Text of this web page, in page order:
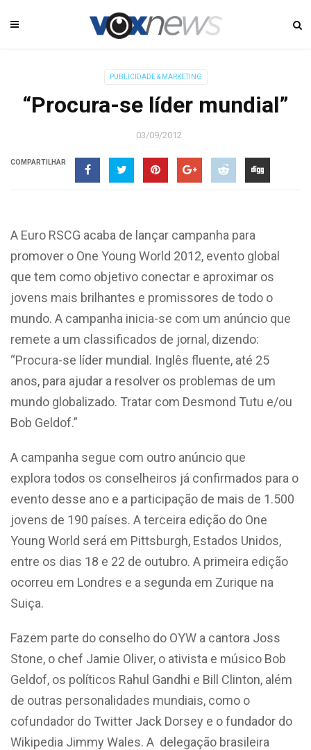
PUBLICIDADE & MARKETING
“Procura-se líder mundial”
03/09/2012
COMPARTILHAR
A Euro RSCG acaba de lançar campanha para
promover o One Young World 2012, evento global
que tem como objetivo conectar e aproximar os
jovens mais brilhantes e promissores de todo o
mundo. A campanha inicia-se com um anúncio que
remete a um classificados de jornal, dizendo:
“Procura-se líder mundial. Inglês fluente, até 25
anos, para ajudar a resolver os problemas de um
mundo globalizado. Tratar com Desmond Tutu e/ou
Bob Geldof.”
A campanha segue com outro anúncio que
explora todos os conselheiros já confirmados para o
evento desse ano e a participação de mais de 1.500
jovens de 190 países. A terceira edição do One
Young World será em Pittsburgh, Estados Unidos,
entre os dias 18 e 22 de outubro. A primeira edição
ocorreu em Londres e a segunda em Zurique na
Suiça.
Fazem parte do conselho do OYW a cantora Joss
Stone, o chef Jamie Oliver, o ativista e músico Bob
Geldof, os políticos Rahul Gandhi e Bill Clinton, além
de outras personalidades mundiais, como o
cofundador do Twitter Jack Dorsey e o fundador do
Wikipedia Jimmy Wales. A delegação brasileira